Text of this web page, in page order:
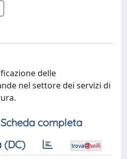
delle
nel settore dei servizi di
Scheda completa
(DC)